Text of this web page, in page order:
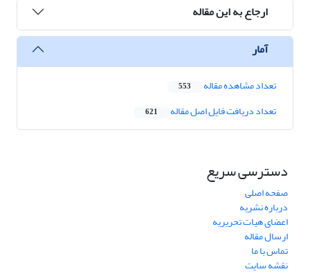
ارجاع به این مقاله
آمار
تعداد مشاهده مقاله 553
تعداد دریافت فایل اصل مقاله 621
دسترسی سریع
صفحه اصلی
درباره نشریه
اعضای هیات تحریریه
ارسال مقاله
تماس با ما
نقشه سایت